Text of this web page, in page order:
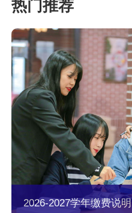
2026-2027学年缴费说明